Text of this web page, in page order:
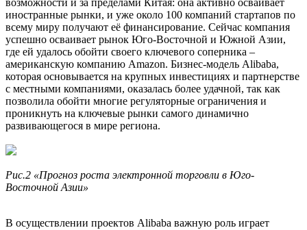
иностранные рынки, и уже около 100 компаний стартапов по
всему миру получают её финансирование. Сейчас компания
успешно осваивает рынок Юго-Восточной и Южной Азии,
где ей удалось обойти своего ключевого соперника –
американскую компанию Amazon. Бизнес-модель Alibaba,
которая основывается на крупных инвестициях и партнерстве
с местными компаниями, оказалась более удачной, так как
позволила обойти многие регуляторные ограничения и
проникнуть на ключевые рынки самого динамично
развивающегося в мире региона.
Рис.2 «Прогноз роста электронной торговли в Юго-
Восточной Азии»
В осуществлении проектов Alibaba важную роль играет